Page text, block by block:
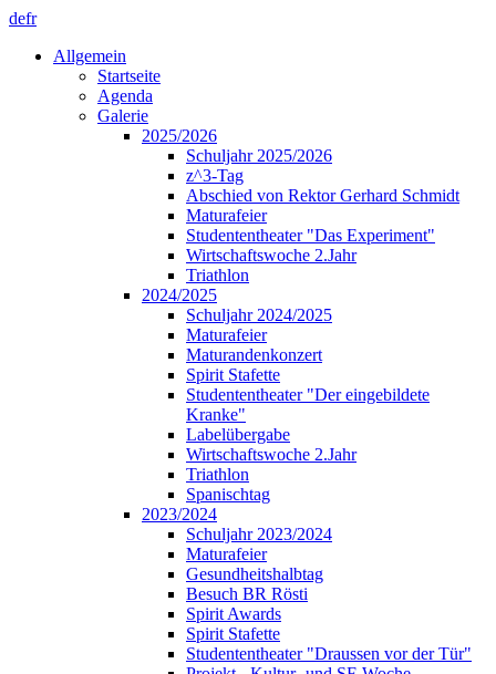
defr
Allgemein
Startseite
Agenda
Galerie
2025/2026
Schuljahr 2025/2026
z^3-Tag
Abschied von Rektor Gerhard Schmidt
Maturafeier
Studententheater "Das Experiment"
Wirtschaftswoche 2.Jahr
Triathlon
2024/2025
Schuljahr 2024/2025
Maturafeier
Maturandenkonzert
Spirit Stafette
Studententheater "Der eingebildete
Kranke"
Labelübergabe
Wirtschaftswoche 2.Jahr
Triathlon
Spanischtag
2023/2024
Schuljahr 2023/2024
Maturafeier
Gesundheitshalbtag
Besuch BR Rösti
Spirit Awards
Spirit Stafette
Studententheater "Draussen vor der Tür"